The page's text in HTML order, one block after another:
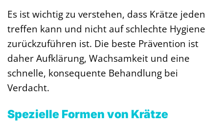
Es ist wichtig zu verstehen, dass Krätze jeden
treffen kann und nicht auf schlechte Hygiene
zurückzuführen ist. Die beste Prävention ist
daher Aufklärung, Wachsamkeit und eine
schnelle, konsequente Behandlung bei
Verdacht.
Spezielle Formen von Krätze